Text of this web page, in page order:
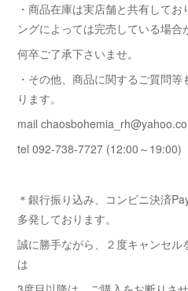
・商品在庫は実店舗と共有して
ングによっては完売している場合
何卒ご了承下さいませ。
・その他、商品に関するご質問
ります。
mail
tel 092-738-7727 (12:00～19:00)
＊銀行振り込み、コンビニ決済
多発しております。
誠に勝手ながら、２度キャンセ
は